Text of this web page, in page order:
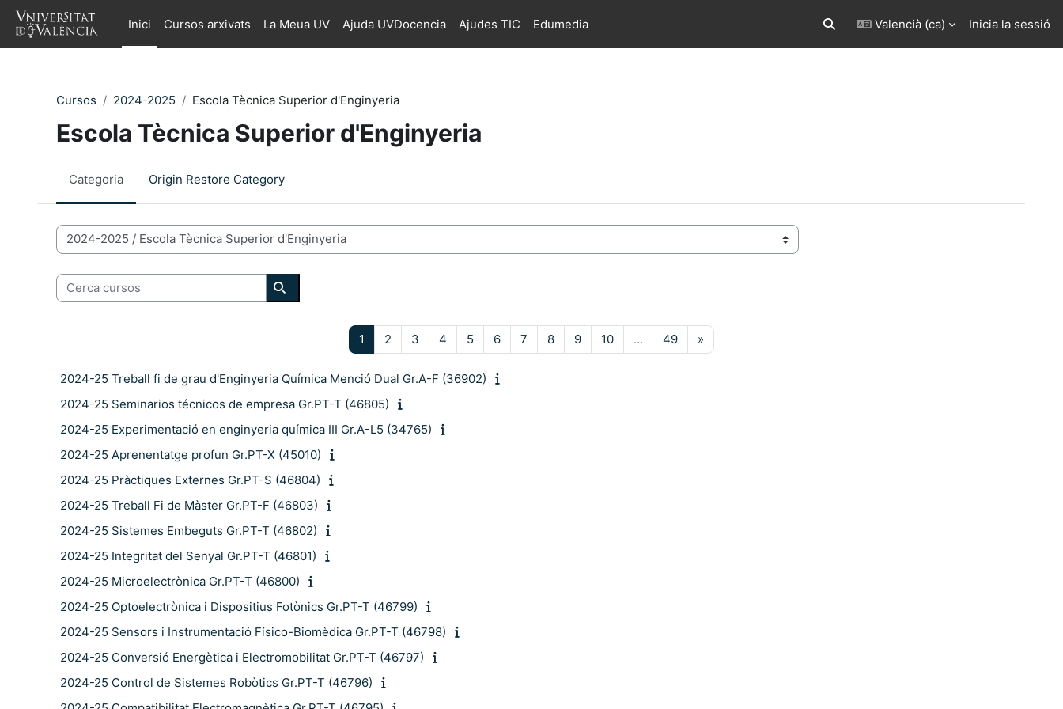
Ves al contingut principal
Inici
Cursos arxivats La Meua UV Ajuda UVDocencia Ajudes TIC Edumedia Commuta l'entrada de la cerca
Valencià ‎(ca)‎ Inicia la sessió
Cursos 2024-2025 Escola Tècnica Superior d'Enginyeria
Escola Tècnica Superior d'Enginyeria
Categoria Origin Restore Category
Categories de Cursos
Cerca cursos
Cerca cursos
1 Pàgina 1
2 Pàgina 2
3 Pàgina 3
4 Pàgina 4
5 Pàgina 5
6Pàgina 6
7 Pàgina 7
8Pàgina 8
9Pàgina 9
10Pàgina 10
… 49Pàgina 49
»
2024-25 Treball fi de grau d'Enginyeria Química Menció Dual Gr.A-F (36902)
2024-25 Seminarios técnicos de empresa Gr.PT-T (46805)
2024-25 Experimentació en enginyeria química III Gr.A-L5 (34765)
2024-25 Aprenentatge profun Gr.PT-X (45010)
2024-25 Pràctiques Externes Gr.PT-S (46804)
2024-25 Treball Fi de Màster Gr.PT-F (46803)
2024-25 Sistemes Embeguts Gr.PT-T (46802)
2024-25 Integritat del Senyal Gr.PT-T (46801)
2024-25 Microelectrònica Gr.PT-T (46800)
2024-25 Optoelectrònica i Dispositius Fotònics Gr.PT-T (46799)
2024-25 Sensors i Instrumentació Físico-Biomèdica Gr.PT-T (46798)
2024-25 Conversió Energètica i Electromobilitat Gr.PT-T (46797)
2024-25 Control de Sistemes Robòtics Gr.PT-T (46796)